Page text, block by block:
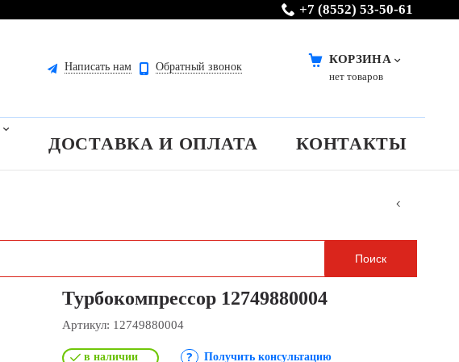
+7 (8552) 53-50-61
Написать нам Обратный звонок
КОРЗИНА
нет товаров
ДОСТАВКА И ОПЛАТА КОНТАКТЫ
Турбокомпрессор 12749880004
Артикул: 12749880004
в наличии Получить консультацию